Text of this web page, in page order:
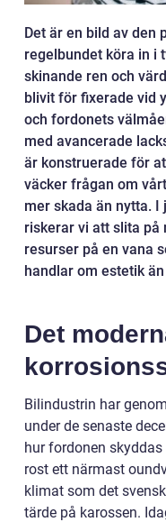
Det är en bild av den
regelbundet köra in i
skinande ren och
blivit för fixerade vid
och fordonets
med avancerade
är konstruerade för
väcker frågan om
mer skada än nytta.
riskerar vi att slita på
resurser på en vana
handlar om estetik
Det
Bilindustrin har
under de senaste
hur fordonen
rost ett närmast
klimat som det
tärde på karossen.